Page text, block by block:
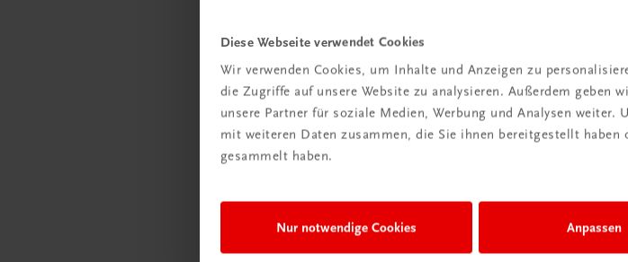
Diese Webseite verwendet Cookies
Wir verwenden Cookies, um Inhalte und Anzeigen zu
die Zugriffe auf unsere Website zu analysieren. Außerdem geben
unsere Partner für soziale Medien, Werbung und Analysen
mit weiteren Daten zusammen, die Sie ihnen bereitgestellt
gesammelt haben.
Nur notwendige Cookies Anpassen
Ratgeber
Schulpraxis